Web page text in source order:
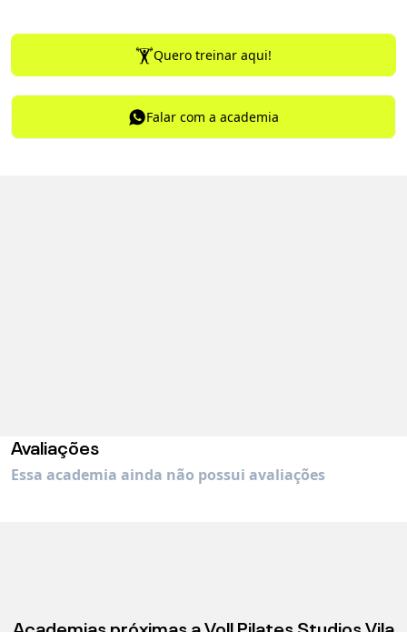
Quero treinar aqui!
Falar com a academia
Avaliações
Essa academia ainda não possui avaliações